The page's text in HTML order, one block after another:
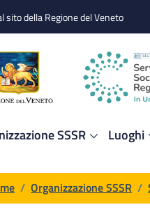
sito della Regione del Veneto
SSSR Luoghi
di
/ Organizzazione SSSR /